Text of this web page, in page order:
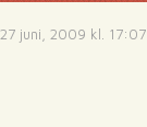
27 juni, 2009 kl. 17:07